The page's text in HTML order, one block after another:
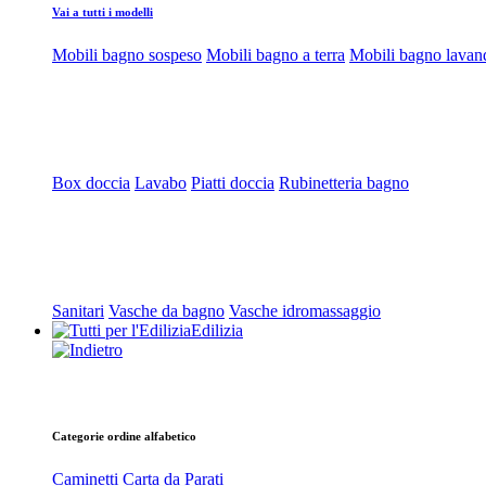
Vai a tutti i modelli
Mobili bagno sospeso Mobili bagno a terra Mobili bagno
Box doccia Lavabo Piatti doccia Rubinetteria bagno
Sanitari Vasche da bagno Vasche idromassaggio
Edilizia
Categorie ordine alfabetico
Caminetti Carta da Parati